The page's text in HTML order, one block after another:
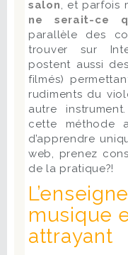
salon, et parfois
ne serait-ce
parallèle des
trouver sur
postent aussi
filmés)
rudiments du
autre
cette méthode
d’apprendre
web, prenez
de la pratique?!
musique
attrayant